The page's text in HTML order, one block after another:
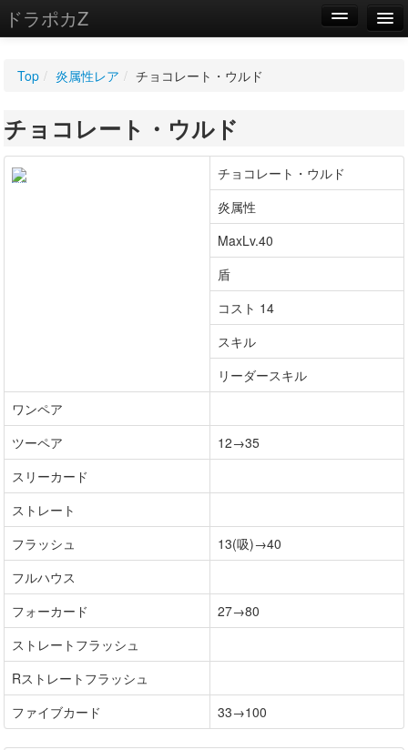
ドラポカZ
WIKI
設定
Top / 炎属性レア / チョコレート・ウルド
チョコレート・ウルド
チョコレート・ウルド
炎属性
MaxLv.40
盾
コスト 14
スキル
リーダースキル
ワンペア
ツーペア
12→35
スリーカード
ストレート
フラッシュ
13(吸)→40
フルハウス
フォーカード
27→80
ストレートフラッシュ
Rストレートフラッシュ
ファイブカード
33→100